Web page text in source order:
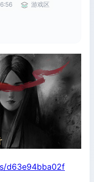
游戏区
d63e94bba02f